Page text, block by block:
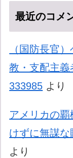
最近のコメ
（国防長官
教・支配主義
333985 より
アメリカの
けずに無謀な
より